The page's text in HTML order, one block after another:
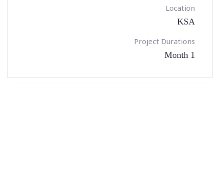
Location
KSA
Project Durations
1 Month